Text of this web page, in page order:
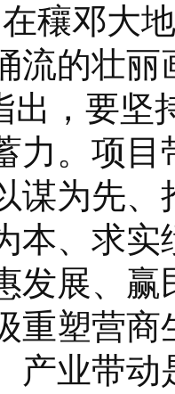
穰邓大
流的壮丽
出，要坚
力。项目
谋为先
本、求实
发展、
重塑营
产业带动